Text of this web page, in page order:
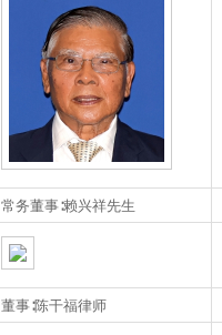
常务董事∶赖兴祥先生
董事∶陈干福律师